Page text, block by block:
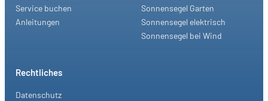
Service buchen
Anleitungen
Sonnensegel Garten
Sonnensegel elektrisch
Sonnensegel bei Wind
Rechtliches
Datenschutz